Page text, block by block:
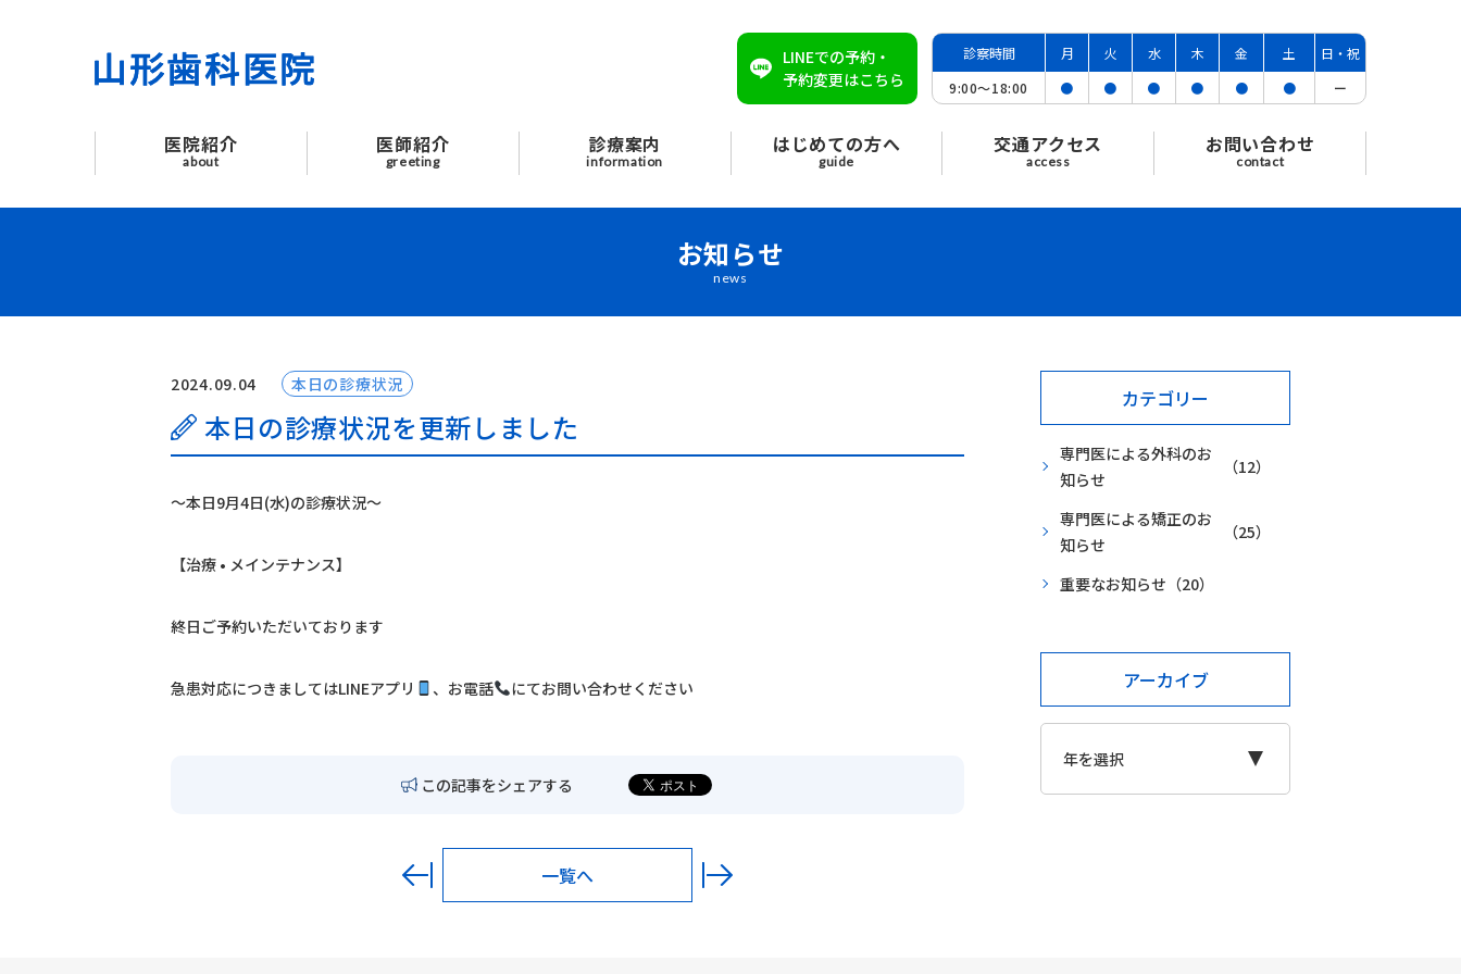
LINEでの予約・
予約変更はこちら
診察時間 月 火 水 木 金 土
日・祝
9:00〜18:00 ● ● ● ● ● ● ー
医院紹介
about
医師紹介
greeting
診療案内
information
はじめての方へ
guide
交通アクセス
access
お問い合わせ
contact
お知らせ
news
2024.09.04 本日の診療状況
本日の診療状況を更新しました
〜本日9月4日(水)の診療状況〜
【治療 • メインテナンス】
終日ご予約いただいております
急患対応につきましてはLINEアプリ 、お電話 にてお問い合わせください
この記事をシェアする
一覧へ
カテゴリー
専門医による外科のお
知らせ
（12）
専門医による矯正のお
知らせ
（25）
重要なお知らせ （20）
アーカイブ